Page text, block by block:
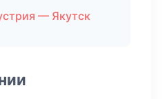
— Якутск